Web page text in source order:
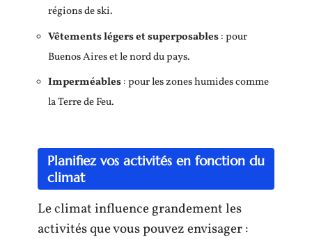
régions de ski.
Vêtements légers et superposables: pour
Buenos Aires et le nord du pays.
Imperméables: pour les zones humides comme
la Terre de Feu.
Planifiez vos activités en fonction du
climat
Le climat influence grandement les
activités que vous pouvez envisager :